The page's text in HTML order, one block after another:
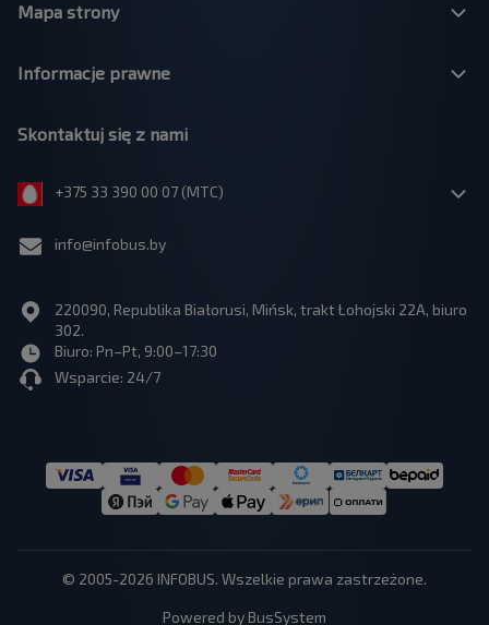
Mapa strony
Informacje prawne
Skontaktuj się z nami
+375 33 390 00 07 (МТС)
info@infobus.by
220090, Republika Białorusi, Mińsk, trakt Łohojski 22A, biuro
302.
Biuro: Pn–Pt, 9:00–17:30
Wsparcie: 24/7
© 2005-2026 INFOBUS. Wszelkie prawa zastrzeżone.
Powered by BusSystem